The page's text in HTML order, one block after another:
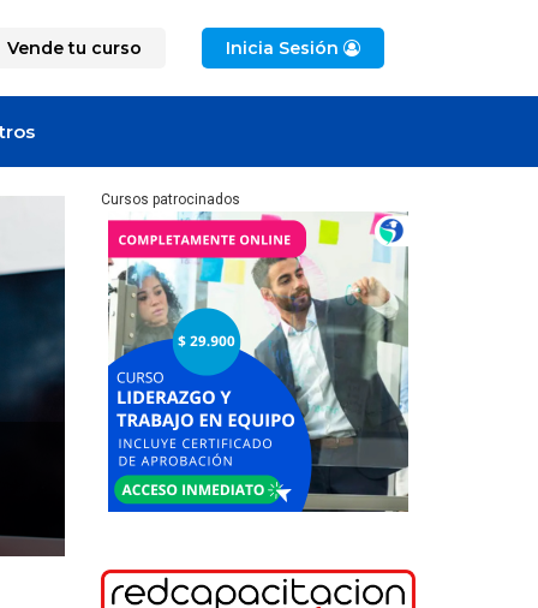
Vende tu curso Inicia Sesión
Cursos patrocinados